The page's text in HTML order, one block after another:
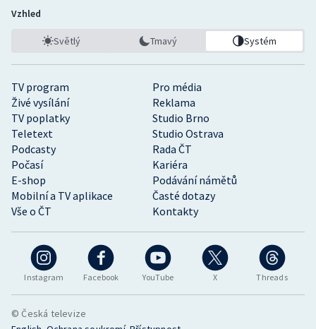
Instagram Facebook YouTube X Threads
TV program
Pro média
Živé vysílání
Reklama
TV poplatky
Studio Brno
Teletext
Studio Ostrava
Podcasty
Rada ČT
Počasí
Kariéra
E-shop
Podávání námětů
Mobilní a TV aplikace
Časté dotazy
Vše o ČT
Kontakty
Vzhled
Světlý Tmavý Systém
© Česká televize